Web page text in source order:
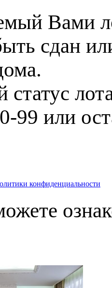
Вами
сдан
статус
99 или
конфиденциальности